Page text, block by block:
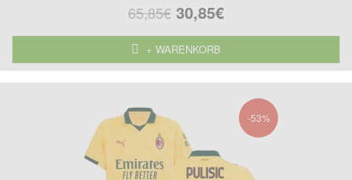
65,85€ 30,85€
+ WARENKORB
-53%